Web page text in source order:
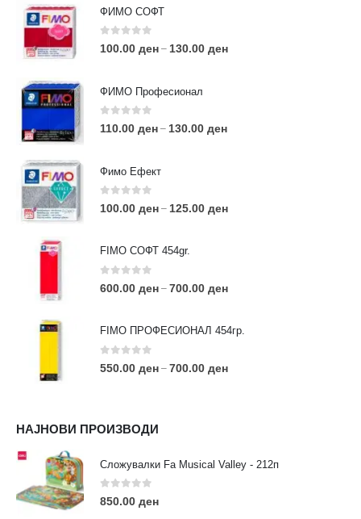
ФИМО СОФТ
0 out of 5
100.00 ден – 130.00 ден
ФИМО Професионал
0out of 5
110.00 ден – 130.00 ден
Фимо Ефект
0 out of 5
100.00 ден – 125.00 ден
FIMO СОФТ 454gr.
0out of 5
600.00 ден – 700.00 ден
FIMO ПРОФЕСИОНАЛ 454гр.
0out of 5
550.00 ден – 700.00 ден
НАЈНОВИ ПРОИЗВОДИ
Сложувалки Fa Musical Valley - 212п
0out of 5
850.00 ден
АДРЕСА:
ул. 3та Македонска Бригада бр.46
ТЕЛЕФОН:
0038977640534